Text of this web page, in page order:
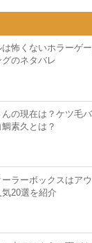
は怖くないホラーゲ
のネタバレ
の現在は？ケツ毛
素久とは？
ラーボックスはア
20選を紹介